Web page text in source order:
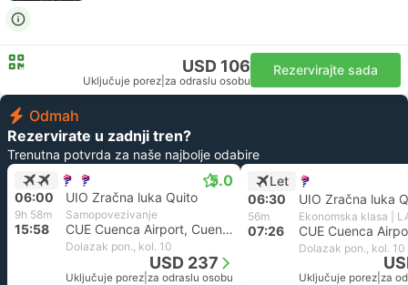
USD 106
Uključuje porez za odraslu osobu
Rezervirajte sada
Odmah
Rezervirate u zadnji tren?
Trenutna potvrda za naše najbolje odabire
5.0
06:00 UIO Zračna luka Quito
9h 58m Samopovezivanje
15:58 CUE Cuenca Airport, Cuenca Ekvador
Dolazak pon., kol. 10
USD 237
Uključuje porez za odraslu osobu
Let
06:30
UIO Zračna luka
56m
07:26
Dolazak pon., kol. 10
Uključuje porez za